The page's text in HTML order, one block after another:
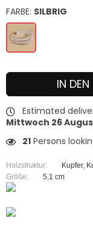
FARBE: SILBRIG
IN
Estimated
Mittwoch 26
21 Persons
Holzstruktur:
Kupfer,
Größe:
5,1 cm